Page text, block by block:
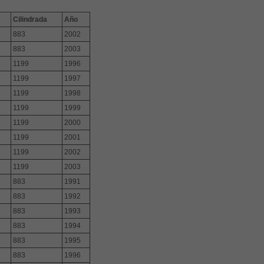
Cilindrada
Año
883
2002
883
2003
1199
1996
1199
1997
1199
1998
1199
1999
1199
2000
1199
2001
1199
2002
1199
2003
883
1991
883
1992
883
1993
883
1994
883
1995
883
1996